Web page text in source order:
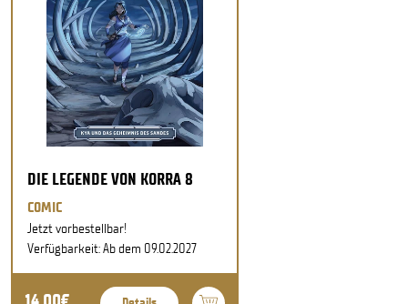
DIE LEGENDE VON KORRA 8
COMIC
Jetzt vorbestellbar!
Verfügbarkeit: Ab dem 09.02.2027